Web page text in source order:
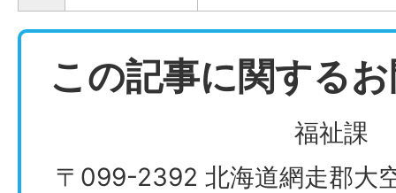
この記事に関する
福祉課
〒099-2392 北海道網走郡大